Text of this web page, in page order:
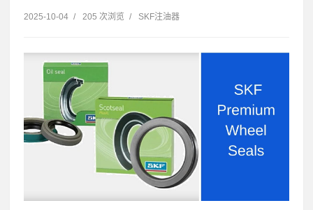
2025-10-04 / 205 次浏览 / SKF注油器